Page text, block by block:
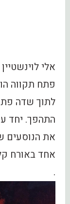
אלי
פתח תקווה
לתוך שדה
התהפך. יחד
את הנוסעים
אחד באורח
.